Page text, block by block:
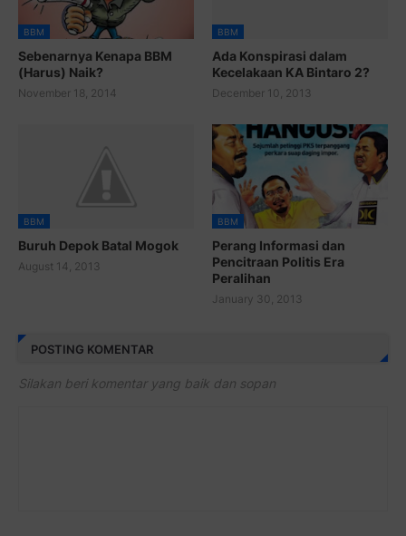
BBM
Sebenarnya Kenapa BBM
(Harus) Naik?
November 18, 2014
BBM
Ada Konspirasi dalam
Kecelakaan KA Bintaro 2?
December 10, 2013
BBM
Buruh Depok Batal Mogok
August 14, 2013
BBM
Perang Informasi dan
Pencitraan Politis Era
Peralihan
January 30, 2013
POSTING KOMENTAR
Silakan beri komentar yang baik dan sopan